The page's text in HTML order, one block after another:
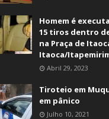
Homem é
15 tiros dentro
na Praça de
Itaoca/
Abril 29, 2023
Tiroteio em
em pânico
Julho 10, 2021